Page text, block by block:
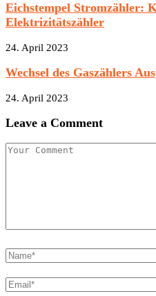
Eichstempel Stromzähler:
Elektrizitätszähler
24. April 2023
Wechsel des Gaszählers
24. April 2023
Leave a Comment